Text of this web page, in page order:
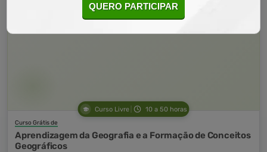
Curso Livre 10 a 50 horas
Curso Grátis de
Aprendizagem da Geografia e a Formação de Conceitos
Geográficos
QUERO PARTICIPAR